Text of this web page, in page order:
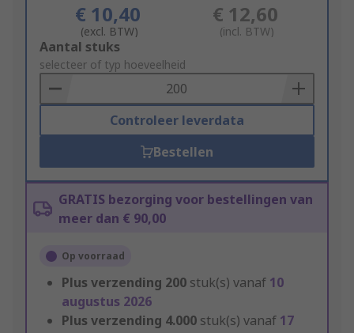
€ 10,40
(excl. BTW)
€ 12,60
(incl. BTW)
Add
to
Basket
Aantal stuks
selecteer of typ hoeveelheid
Controleer leverdata
Bestellen
GRATIS bezorging voor bestellingen van
meer dan € 90,00
Op voorraad
Plus verzending 200 stuk(s) vanaf 10
augustus 2026
Plus verzending 4.000 stuk(s) vanaf 17